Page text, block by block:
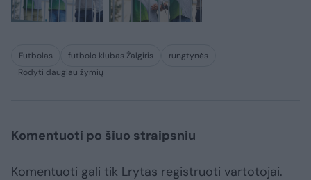
Futbolas futbolo klubas Žalgiris
rungtynės
Rodyti daugiau žymių
Komentuoti po šiuo straipsniu
Komentuoti gali tik Lrytas registruoti vartotojai.